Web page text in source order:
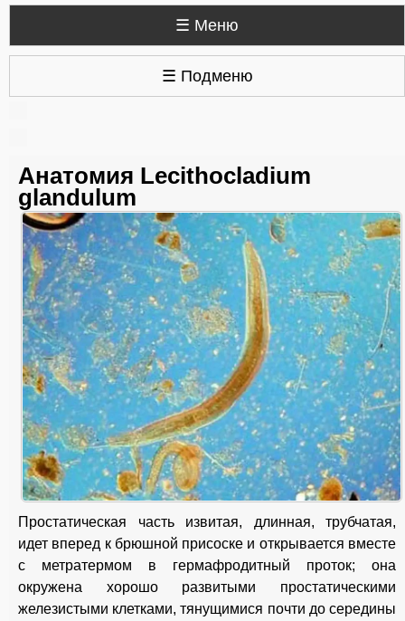
☰ Меню
☰ Подменю
Анатомия Lecithocladium
glandulum
Простатическая часть извитая, длинная, трубчатая,
идет вперед к брюшной присоске и открывается вместе
с метратермом в гермафродитный проток; она
окружена хорошо развитыми простатическими
железистыми клетками, тянущимися почти до середины